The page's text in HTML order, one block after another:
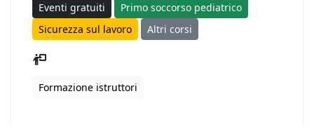
Eventi gratuiti
Primo soccorso pediatrico
Sicurezza sul lavoro
Altri corsi
Formazione istruttori